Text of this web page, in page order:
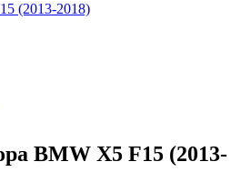
(2013-2018)
BMW X5 F15 (2013-